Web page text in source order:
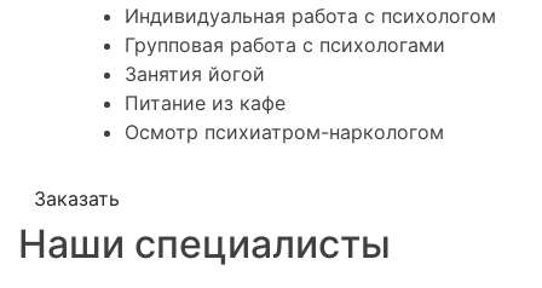
Индивидуальная работа с психологом
Групповая работа с психологами
Занятия йогой
Питание из кафе
Осмотр психиатром-наркологом
Заказать
Наши специалисты